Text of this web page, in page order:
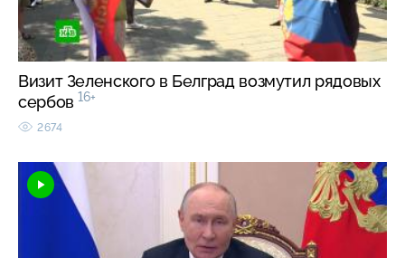
Визит Зеленского в Белград возмутил рядовых
сербов 16+
2674